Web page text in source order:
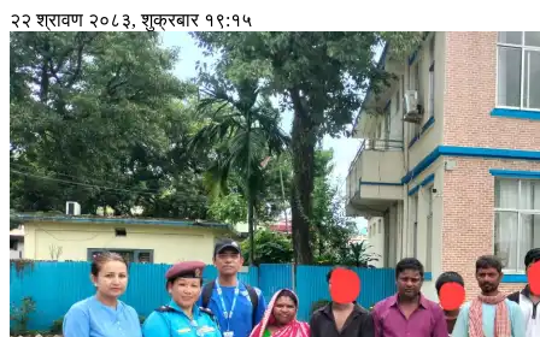
२२ श्रावण २०८३, शुक्रबार १९:१५